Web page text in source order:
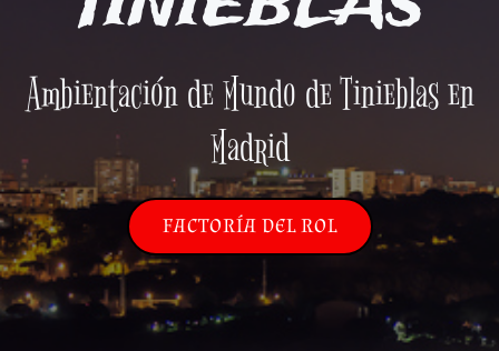
Ambientación de Mundo de Tinieblas en
Madrid
FACTORÍA DEL ROL